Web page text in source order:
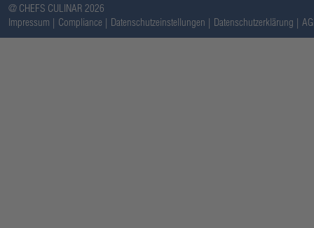
@ CHEFS CULINAR 2026
Impressum
Compliance Datenschutzeinstellungen Datenschutzerklärung